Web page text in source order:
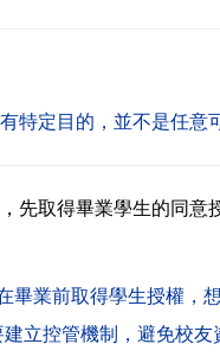
特定目的，並不是任意
先取得畢業學生的同意
業前取得學生授權，
立控管機制，避免校友